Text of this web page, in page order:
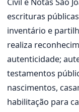
escrituras
inventário e
realiza
autenticidade;
testamentos
nascimentos,
habilitação para